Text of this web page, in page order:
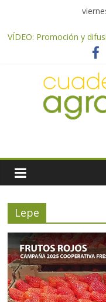
VÍDEO: Promoción y
origen cooperativo en
UPA Granada advierte
desplome de la
dejar la uva en el campo
El Ministerio de
nuevo protocolo de
meteorológicas y la
El Ministerio de
remanentes disponibles
Lepe